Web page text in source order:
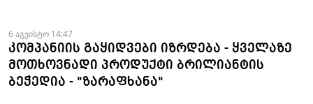
6 აგვისტო 14:47
კომპანიის გაყიდვები იზრდება - ყველაზე
მოთხოვნადი პროდუქტი ბრილიანტის
ბეჭედია - "ზარაფხანა"